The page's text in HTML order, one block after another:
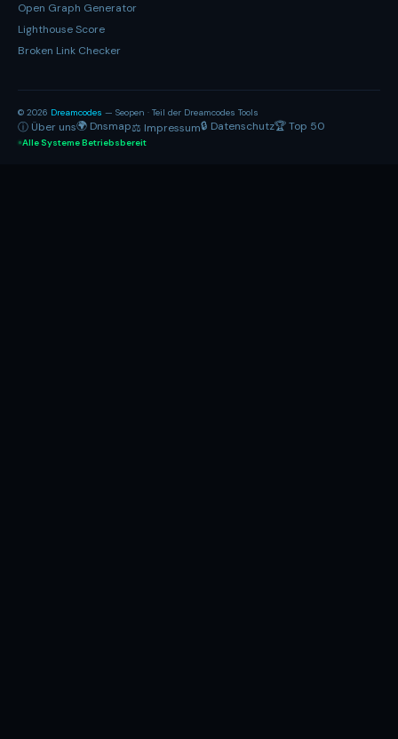
Open Graph Generator
Lighthouse Score
Broken Link Checker
© 2026 Dreamcodes — Seopen · Teil der Dreamcodes Tools
ⓘ Über uns🌍 Dnsmap⚖ Impressum🔒 Datenschutz🏆 Top 50
Alle Systeme Betriebsbereit